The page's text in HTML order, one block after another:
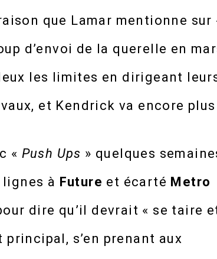
que Lamar mentionne sur
d’envoi de la querelle en
les limites en dirigeant
et Kendrick va encore
« Push Ups » quelques
à Future et écarté Metro
dire qu’il devrait « se taire
s’en prenant aux